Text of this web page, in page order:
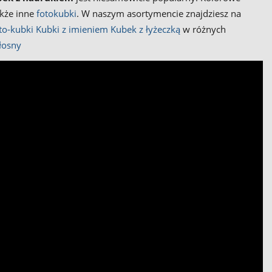
inne fotokubki. W naszym asortymencie znajdziesz na
kubki Kubki z imieniem Kubek z łyżeczką w różnych